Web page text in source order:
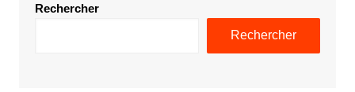
Rechercher
Rechercher